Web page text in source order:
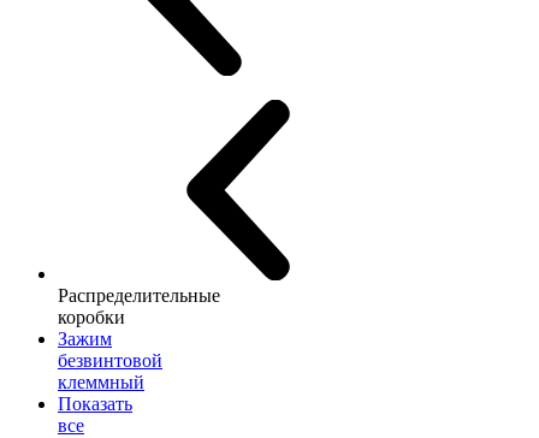
Распределительные
коробки
Зажим
безвинтовой
клеммный
Показать
все